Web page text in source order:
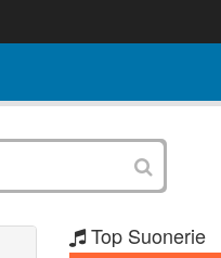
Top Suonerie